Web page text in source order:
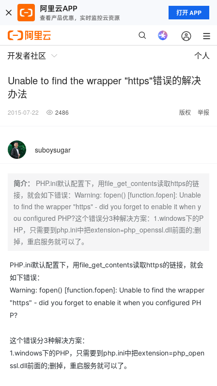
打开 APP
开发者社区 个人
Unable to find the wrapper "https"错误的解决
办法
2015-07-22 2486 版权 举报
suboysugar
简介：
PHP.ini默认配置下，用file_get_contents读取https的链
接，就会如下错误：Warning: fopen() [function.fopen]: Unable
to find the wrapper "https" - did you forget to enable it when y
ou configured PHP?这个错误分3种解决方案：1.windows下的P
HP，只需要到php.ini中把extension=php_openssl.dll前面的;删
掉，重启服务就可以了。
PHP.ini默认配置下，用file_get_contents读取https的链接，就会
如下错误：
Warning: fopen() [function.fopen]: Unable to find the wrapper
"https" - did you forget to enable it when you configured PH
P?
这个错误分3种解决方案：
1.windows下的PHP，只需要到php.ini中把extension=php_open
ssl.dll前面的;删掉，重启服务就可以了。